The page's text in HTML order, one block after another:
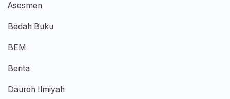
Asesmen
Bedah Buku
BEM
Berita
Dauroh Ilmiyah